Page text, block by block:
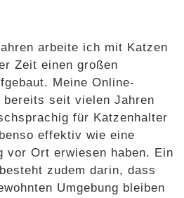
arbeite ich mit Katzen
Zeit einen großen
Meine Online-
bereits seit vielen Jahren
für Katzenhalter
effektiv wie eine
vor Ort erwiesen haben. Ein
zudem darin, dass
Umgebung bleiben